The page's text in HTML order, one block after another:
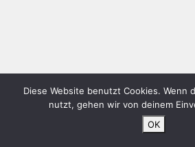
Diese Website benutzt Cookies. Wenn
nutzt, gehen wir von deinem
OK